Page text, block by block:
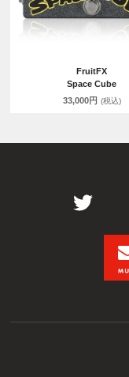
FruitFX
Space Cube
33,000円 (税込)